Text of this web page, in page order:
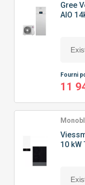
Gree
AIO
Fourni
11
10 kW